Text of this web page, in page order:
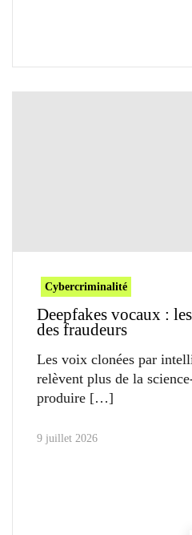
Cybercriminalité
Deepfakes vocaux :
des fraudeurs
Les voix clonées par
relèvent plus de la
produire
9 juillet 2026